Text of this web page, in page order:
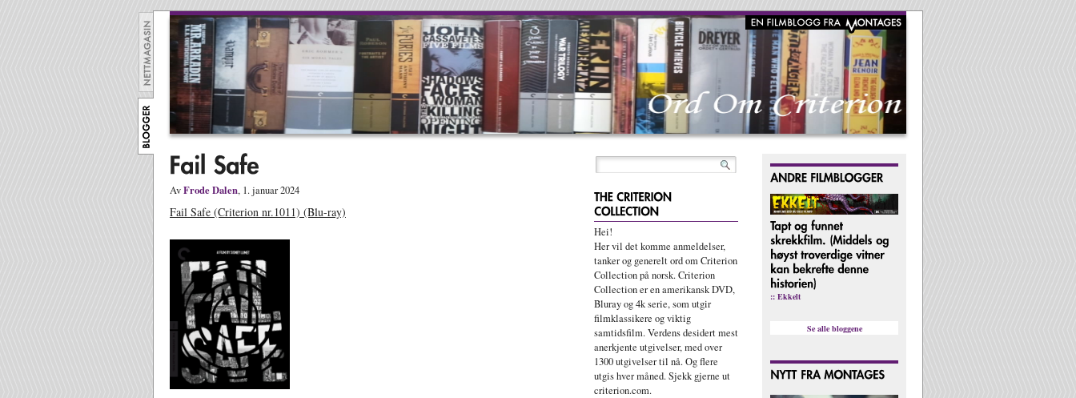
AvFrode Dalen, 1. januar 2024
Fail Safe (Criterion nr.1011) (Blu-ray)
Hei!
Her vil det komme anmeldelser,
tanker og generelt ord om Criterion
Collection på norsk. Criterion
Collection er en amerikansk DVD,
Bluray og 4k serie, som utgir
filmklassikere og viktig
samtidsfilm. Verdens desidert mest
anerkjente utgivelser, med over
1300 utgivelser til nå. Og flere
utgis hver måned. Sjekk gjerne ut
criterion.com.
:: Ekkelt
Se alle bloggene